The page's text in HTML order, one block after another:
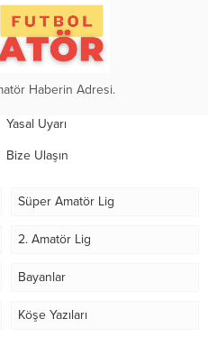
Haberin Adresi.
Yasal Uyarı
Bize Ulaşın
Süper Amatör Lig
2. Amatör Lig
Bayanlar
Köşe Yazıları